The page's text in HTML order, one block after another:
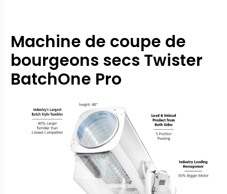
Machine de coupe de
bourgeons secs Twister
BatchOne Pro